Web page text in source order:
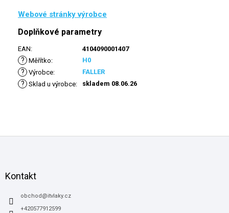
Webové stránky výrobce
Doplňkové parametry
EAN: 4104090001407
? Měřítko: H0
? Výrobce: FALLER
? Sklad u výrobce: skladem 08.06.26
Kontakt
obchod@itvlaky.cz
+420577912599